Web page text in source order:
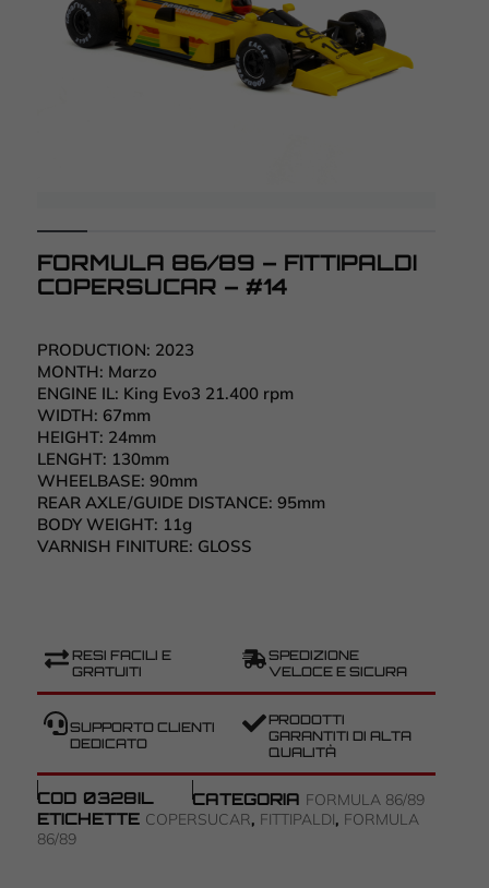
FORMULA 86/89 – FITTIPALDI
COPERSUCAR – #14
PRODUCTION: 2023
MONTH: Marzo
ENGINE IL: King Evo3 21.400 rpm
WIDTH: 67mm
HEIGHT: 24mm
LENGHT: 130mm
WHEELBASE: 90mm
REAR AXLE/GUIDE DISTANCE: 95mm
BODY WEIGHT: 11g
VARNISH FINITURE: GLOSS
RESI FACILI E
GRATUITI
SPEDIZIONE
VELOCE E SICURA
SUPPORTO CLIENTI
DEDICATO
PRODOTTI
GARANTITI DI ALTA
QUALITÀ
COD 0328IL CATEGORIA FORMULA 86/89
ETICHETTE COPERSUCAR, FITTIPALDI, FORMULA
86/89